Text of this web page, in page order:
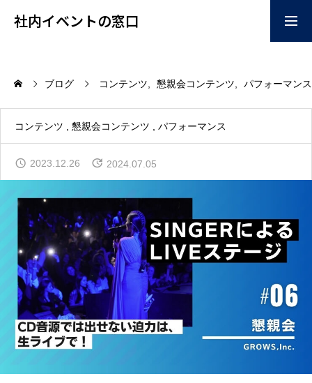
社内イベントの窓口
home
企画
コンテンツ
イベント会場
イベラク
ブログ コンテンツ 懇親会コンテンツ パフォーマンス
コンテンツ 懇親会コンテンツ パフォーマンス
2023.12.26 2024.07.05